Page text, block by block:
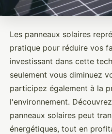
Les panneaux solaires
pratique pour réduire vos
investissant dans cette
seulement vous diminuez
participez également à la
l'environnement.
panneaux solaires peut
énergétiques, tout en